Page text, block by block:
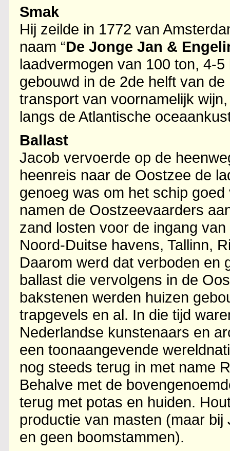
Smak
Hij zeilde in 1772 van
naam “De Jonge Jan &
laadvermogen van 100 ton, 4-
gebouwd in de 2de helft van
transport van voornamelijk
langs de Atlantische
Ballast
Jacob vervoerde op de
heenreis naar de Oostzee de
genoeg was om het schip
namen de Oostzeevaarders
zand losten voor de ingang
Noord-Duitse havens, Tallinn,
Daarom werd dat verboden en
ballast die vervolgens in de
bakstenen werden huizen
trapgevels en al. In die tijd
Nederlandse kunstenaars en
een toonaangevende
nog steeds terug in met name
Behalve met de
terug met potas en huiden.
productie van masten (maar
en geen boomstammen).